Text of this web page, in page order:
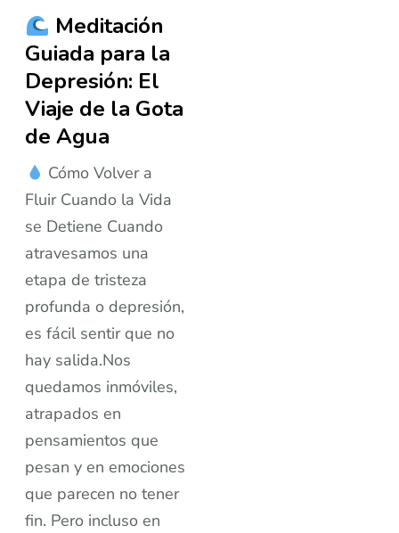
Meditación
Guiada para la
Depresión: El
Viaje de la Gota
de Agua
Cómo Volver a
Fluir Cuando la Vida
se Detiene Cuando
atravesamos una
etapa de tristeza
profunda o depresión,
es fácil sentir que no
hay salida.Nos
quedamos inmóviles,
atrapados en
pensamientos que
pesan y en emociones
que parecen no tener
fin. Pero incluso en